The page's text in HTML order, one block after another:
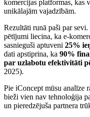
komercijas platformas, kas
unikālajām vajadzībām.
Rezultāti runā paši par
pētījumi liecina, ka e-
sasnieguši aptuveni 25%
dati apstiprina, ka 90%
par uzlabotu efektivitāti
2025).
Pie iConcept mūsu analīze
bieži vien nav tehnoloģija
un pieredzējuša partnera